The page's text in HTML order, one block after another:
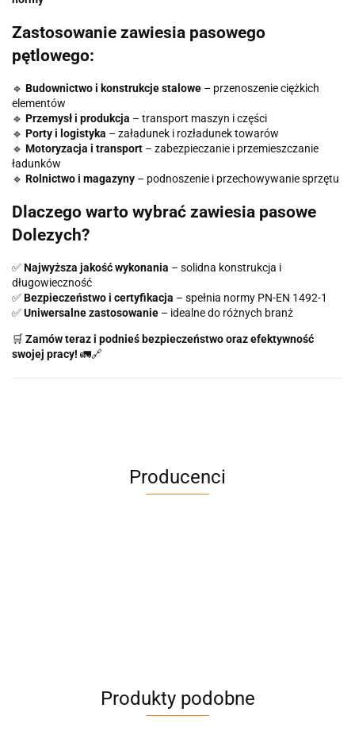
Zastosowanie zawiesia pasowego
pętlowego:
🔹 Budownictwo i konstrukcje stalowe – przenoszenie ciężkich
elementów
🔹 Przemysł i produkcja – transport maszyn i części
🔹 Porty i logistyka – załadunek i rozładunek towarów
🔹 Motoryzacja i transport – zabezpieczanie i przemieszczanie
ładunków
🔹 Rolnictwo i magazyny – podnoszenie i przechowywanie sprzętu
Dlaczego warto wybrać zawiesia pasowe
Dolezych?
✅Najwyższa jakość wykonania – solidna konstrukcja i
długowieczność
✅Bezpieczeństwo i certyfikacja – spełnia normy PN-EN 1492-1
✅Uniwersalne zastosowanie – idealne do różnych branż
🛒 Zamów teraz i podnieś bezpieczeństwo oraz efektywność
swojej pracy! 🚛🔗
Producenci
Produkty podobne